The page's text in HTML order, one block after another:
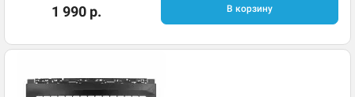
1 990 р. В корзину